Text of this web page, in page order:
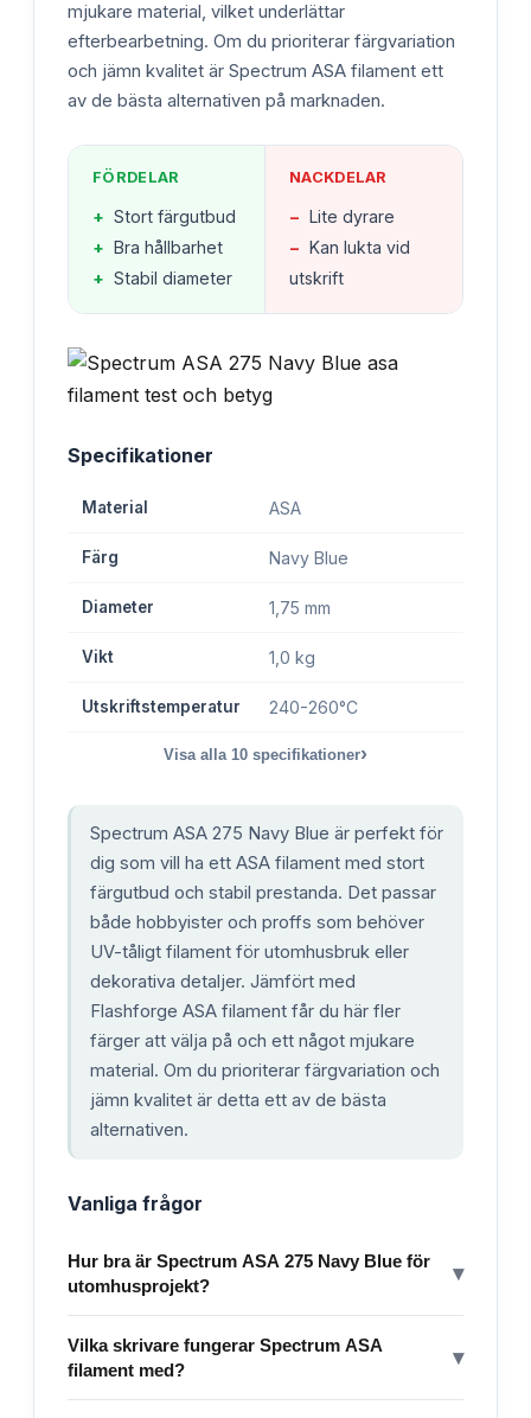
mjukare material, vilket underlättar
efterbearbetning. Om du prioriterar färgvariation
och jämn kvalitet är Spectrum ASA filament ett
av de bästa alternativen på marknaden.
FÖRDELAR
+ Stort färgutbud
+ Bra hållbarhet
+ Stabil diameter
NACKDELAR
− Lite dyrare
− Kan lukta vid
utskrift
Specifikationer
Material ASA
Färg Navy Blue
Diameter 1,75 mm
Vikt 1,0 kg
Utskriftstemperatur 240-260°C
Visa alla 10 specifikationer›
Spectrum ASA 275 Navy Blue är perfekt för
dig som vill ha ett ASA filament med stort
färgutbud och stabil prestanda. Det passar
både hobbyister och proffs som behöver
UV-tåligt filament för utomhusbruk eller
dekorativa detaljer. Jämfört med
Flashforge ASA filament får du här fler
färger att välja på och ett något mjukare
material. Om du prioriterar färgvariation och
jämn kvalitet är detta ett av de bästa
alternativen.
Vanliga frågor
Hur bra är Spectrum ASA 275 Navy Blue för
utomhusprojekt?
▾
Vilka skrivare fungerar Spectrum ASA
filament med?
▾